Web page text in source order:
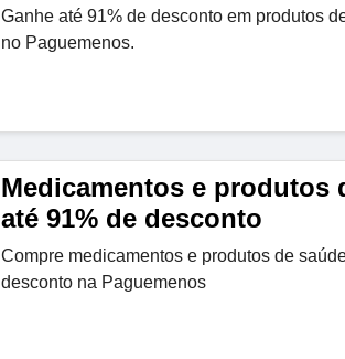
Ganhe até 91% de desconto em produtos
no Paguemenos.
Medicamentos e produtos
até 91% de desconto
Compre medicamentos e produtos de
desconto na Paguemenos